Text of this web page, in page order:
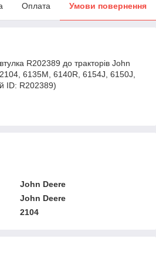
Оплата Умови повернення
R202389 до тракторів John
6135M, 6140R, 6154J, 6150J,
ID: R202389)
John Deere
John Deere
2104